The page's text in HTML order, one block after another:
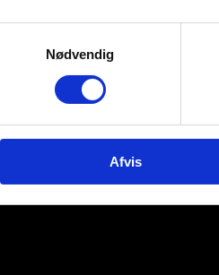
Nødvendig
Afvis